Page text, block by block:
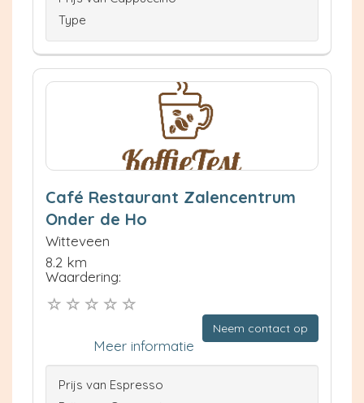
Type
Café Restaurant Zalencentrum
Onder de Ho
Witteveen
8.2 km
Waardering:
Neem contact op
Meer informatie
Prijs van Espresso